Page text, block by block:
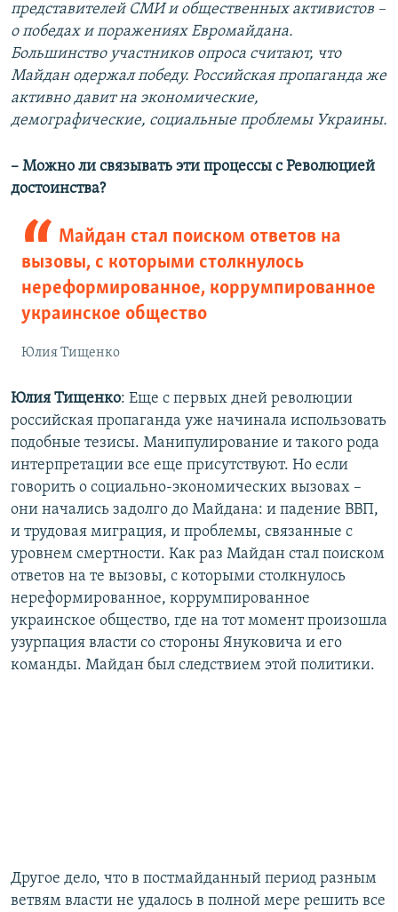
представителей СМИ и общественных активистов –
о победах и поражениях Евромайдана.
Большинство участников опроса считают, что
Майдан одержал победу. Российская пропаганда же
активно давит на экономические,
демографические, социальные проблемы Украины.
– Можно ли связывать эти процессы с Революцией
достоинства?
Майдан стал поиском ответов на
вызовы, с которыми столкнулось
нереформированное, коррумпированное
украинское общество
Юлия Тищенко
Юлия Тищенко: Еще с первых дней революции
российская пропаганда уже начинала использовать
подобные тезисы. Манипулирование и такого рода
интерпретации все еще присутствуют. Но если
говорить о социально-экономических вызовах –
они начались задолго до Майдана: и падение ВВП,
и трудовая миграция, и проблемы, связанные с
уровнем смертности. Как раз Майдан стал поиском
ответов на те вызовы, с которыми столкнулось
нереформированное, коррумпированное
украинское общество, где на тот момент произошла
узурпация власти со стороны Януковича и его
команды. Майдан был следствием этой политики.
Другое дело, что в постмайданный период разным
ветвям власти не удалось в полной мере решить все